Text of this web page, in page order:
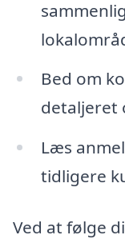
Bed om
detaljeret
Læs
tidligere
Ved at følge